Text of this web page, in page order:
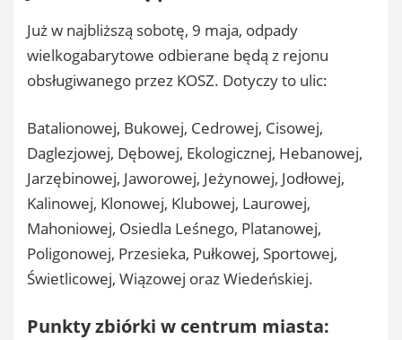
Już w najbliższą sobotę, 9 maja, odpady
wielkogabarytowe odbierane będą z rejonu
obsługiwanego przez KOSZ. Dotyczy to ulic:
Batalionowej, Bukowej, Cedrowej, Cisowej,
Daglezjowej, Dębowej, Ekologicznej, Hebanowej,
Jarzębinowej, Jaworowej, Jeżynowej, Jodłowej,
Kalinowej, Klonowej, Klubowej, Laurowej,
Mahoniowej, Osiedla Leśnego, Platanowej,
Poligonowej, Przesieka, Pułkowej, Sportowej,
Świetlicowej, Wiązowej oraz Wiedeńskiej.
Punkty zbiórki w centrum miasta: